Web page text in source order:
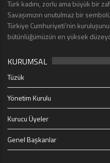
Türk kadını, zorlu ama büyük bir
Savaşımızın unutulmaz bir
Türkiye Cumhuriyeti’nin
bütünlüğümüzün en yüksek
KURUMSAL
Tüzük
Yönetim Kurulu
Kurucu Üyeler
Genel Başkanlar